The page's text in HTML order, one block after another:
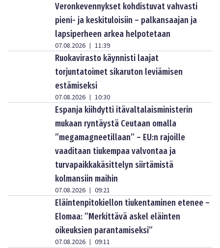
Veronkevennykset kohdistuvat vahvasti
pieni- ja keskituloisiin – palkansaajan ja
lapsiperheen arkea helpotetaan
07.08.2026 | 11:39
Ruokavirasto käynnisti laajat
torjuntatoimet sikaruton leviämisen
estämiseksi
07.08.2026 | 10:30
Espanja kiihdytti itävaltalaisministerin
mukaan ryntäystä Ceutaan omalla
”megamagneetillaan” – EU:n rajoille
vaaditaan tiukempaa valvontaa ja
turvapaikkakäsittelyn siirtämistä
kolmansiin maihin
07.08.2026 | 09:21
Eläintenpitokiellon tiukentaminen etenee –
Elomaa: ”Merkittävä askel eläinten
oikeuksien parantamiseksi”
07.08.2026 | 09:11